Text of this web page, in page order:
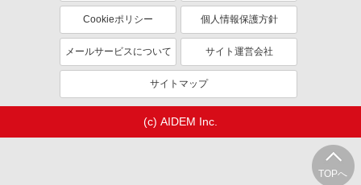
TOPへ
Cookieポリシー 個人情報保護方針
メールサービスについて サイト運営会社
サイトマップ
(c) AIDEM Inc.